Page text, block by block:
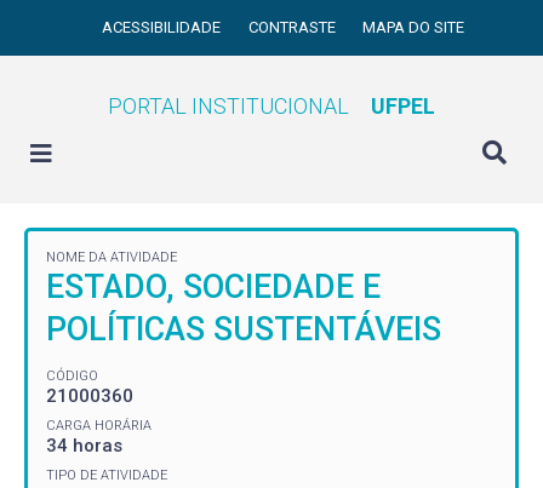
ACESSIBILIDADE CONTRASTE MAPA DO SITE
PORTAL INSTITUCIONAL UFPEL
NOME DA ATIVIDADE
ESTADO, SOCIEDADE E
POLÍTICAS SUSTENTÁVEIS
CÓDIGO
21000360
CARGA HORÁRIA
34 horas
TIPO DE ATIVIDADE